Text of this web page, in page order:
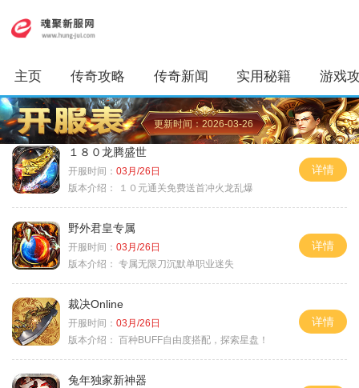
主页 传奇攻略 传奇新闻 实用秘籍 游戏
更新时间：2026-03-26
１８０龙腾盛世
开服时间： 03月/26日
版本介绍：
１０元通关免费送首冲火龙乱爆
详情
野外君皇专属
开服时间： 03月/26日
版本介绍： 专属无限刀沉默单职业迷失
详情
裁决Online
开服时间： 03月/26日
版本介绍： 百种BUFF自由度搭配，探索星盘！
详情
兔年独家新神器